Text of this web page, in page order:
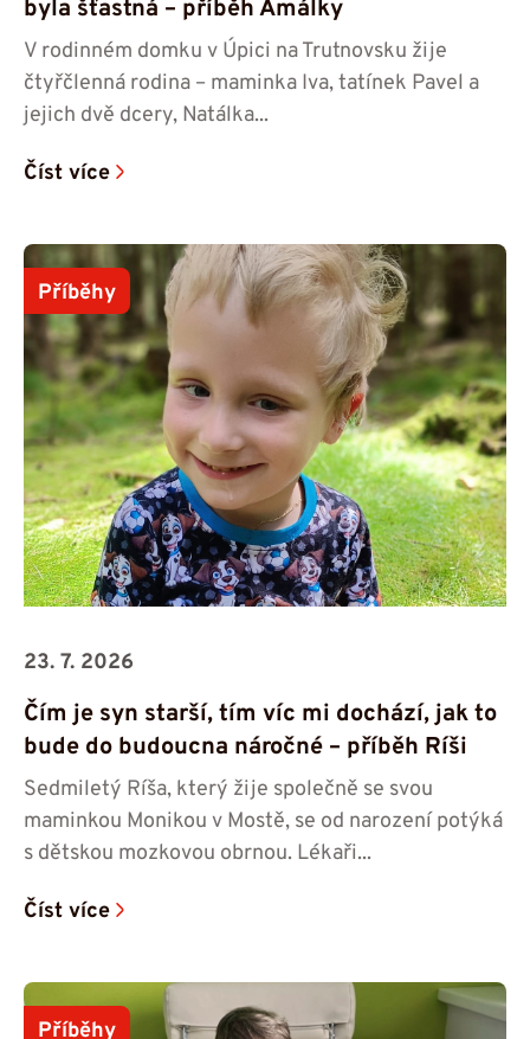
byla šťastná – příběh Amálky
V rodinném domku v Úpici na Trutnovsku žije
čtyřčlenná rodina – maminka Iva, tatínek Pavel a
jejich dvě dcery, Natálka...
Číst více
Příběhy
23. 7. 2026
Čím je syn starší, tím víc mi dochází, jak to
bude do budoucna náročné – příběh Ríši
Sedmiletý Ríša, který žije společně se svou
maminkou Monikou v Mostě, se od narození potýká
s dětskou mozkovou obrnou. Lékaři...
Číst více
Příběhy